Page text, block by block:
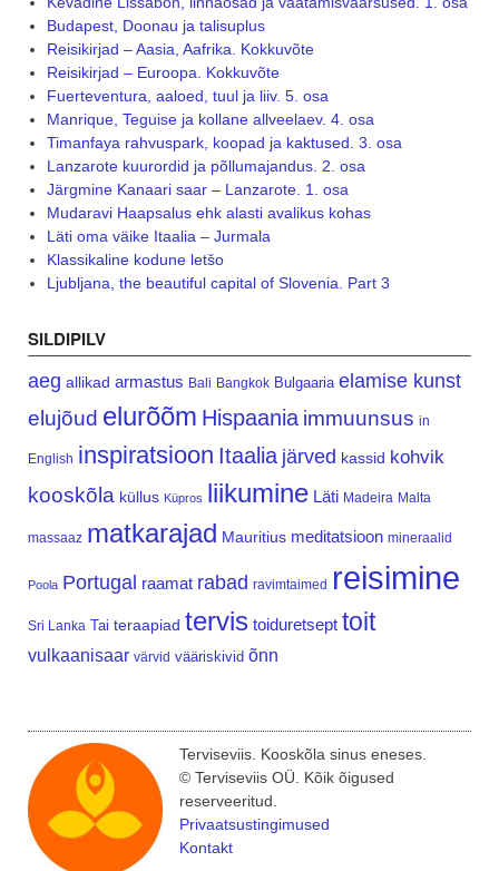
Budapest, Doonau ja talisuplus
Reisikirjad – Aasia, Aafrika. Kokkuvõte
Reisikirjad – Euroopa. Kokkuvõte
Fuerteventura, aaloed, tuul ja liiv. 5. osa
Manrique, Teguise ja kollane allveelaev. 4. osa
Timanfaya rahvuspark, koopad ja kaktused. 3. osa
Lanzarote kuurordid ja põllumajandus. 2. osa
Järgmine Kanaari saar – Lanzarote. 1. osa
Mudaravi Haapsalus ehk alasti avalikus kohas
Läti oma väike Itaalia – Jurmala
Klassikaline kodune letšo
Ljubljana, the beautiful capital of Slovenia. Part 3
SILDIPILV
aeg allikad armastus Bali Bangkok Bulgaaria elamise kunst
elujõud elurõõm Hispaania immuunsus in
English inspiratsioon Itaalia järved kassid kohvik
kooskõla küllus Küpros liikumine Läti Madeira Malta
massaaz matkarajad Mauritius meditatsioon mineraalid
Poola Portugal raamat rabad ravimtaimed reisimine
Sri Lanka Tai teraapiad tervis toiduretsept toit
vulkaanisaar värvid vääriskivid õnn
Terviseviis. Kooskõla sinus eneses.
© Terviseviis OÜ. Kõik õigused
reserveeritud.
Privaatsustingimused
Kontakt